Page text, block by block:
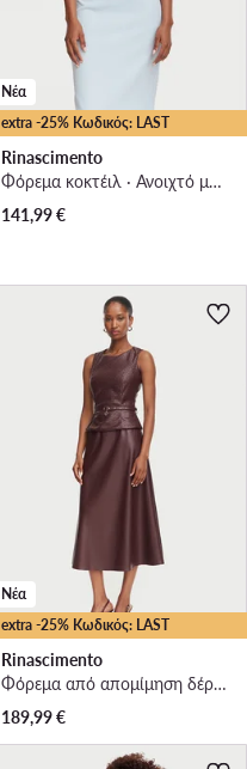
extra -25% Κωδικός: LAST
Νέα
Rinascimento
Φόρεμα κοκτέιλ · Ανοιχτό μπλε · Midi
141,99€
extra -25% Κωδικός: LAST
Νέα
Rinascimento
Φόρεμα από απομίμηση δέρματος · Μπορντό · Midi
189,99€